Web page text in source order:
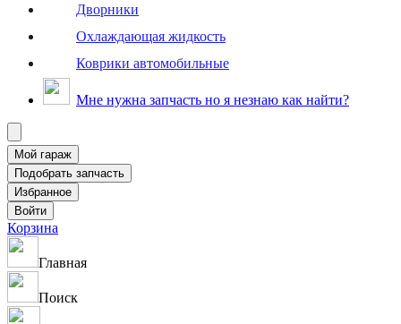
Дворники
Охлаждающая жидкость
Коврики автомобильные
Мне нужна запчасть но я незнаю как найти?
Корзина
Главная
Поиск